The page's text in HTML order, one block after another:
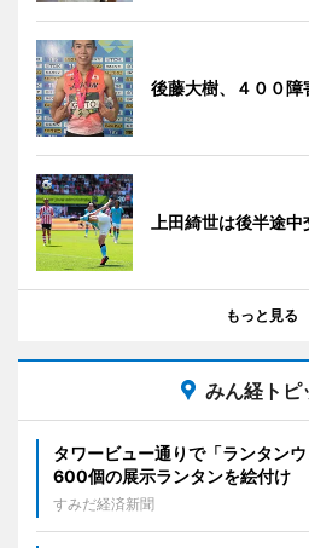
後藤大樹、４００障
上田綺世は後半途
もっと見る
みん経トピ
タワービュー通りで「ランタン
600個の展示ランタンを絵付け
すみだ経済新聞